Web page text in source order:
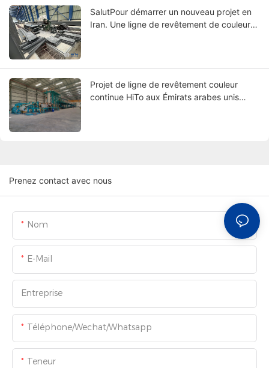
SalutPour démarrer un nouveau projet en
Iran. Une ligne de revêtement de couleur
Projet de ligne de revêtement couleur
continue HiTo aux Émirats arabes unis
Prenez contact avec nous
Nom
E-Mail
Entreprise
Téléphone/Wechat/Whatsapp
Teneur